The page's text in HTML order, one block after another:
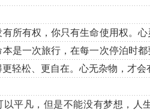
有权，你只有生命使用权。心
是一次旅行，在每一次停泊时
轻松、更自在。心无杂物，才会
凡，但是不能没有梦想，人